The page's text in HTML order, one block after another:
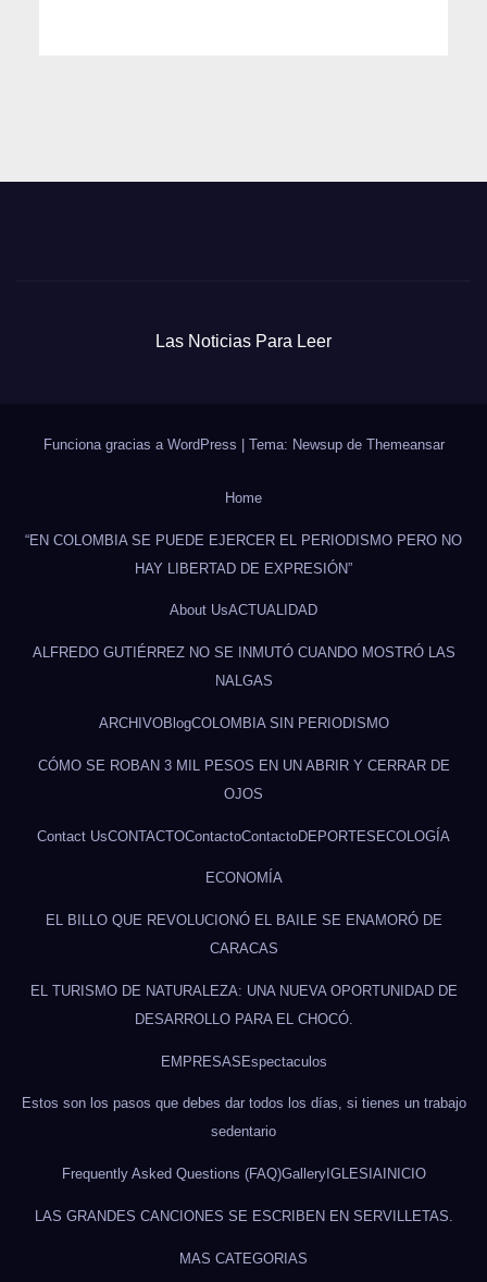
Las Noticias Para Leer
Funciona gracias a WordPress Tema: Newsup de Themeansar
Home
“EN COLOMBIA SE PUEDE EJERCER EL PERIODISMO PERO NO
HAY LIBERTAD DE EXPRESIÓN”
About UsACTUALIDAD
ALFREDO GUTIÉRREZ NO SE INMUTÓ CUANDO MOSTRÓ LAS
NALGAS
ARCHIVOBlogCOLOMBIA SIN PERIODISMO
CÓMO SE ROBAN 3 MIL PESOS EN UN ABRIR Y CERRAR DE
OJOS
Contact UsCONTACTOContactoContactoDEPORTESECOLOGÍA
ECONOMÍA
EL BILLO QUE REVOLUCIONÓ EL BAILE SE ENAMORÓ DE
CARACAS
EL TURISMO DE NATURALEZA: UNA NUEVA OPORTUNIDAD DE
DESARROLLO PARA EL CHOCÓ.
EMPRESASEspectaculos
Estos son los pasos que debes dar todos los días, si tienes un trabajo
sedentario
Frequently Asked Questions (FAQ)GalleryIGLESIAINICIO
LAS GRANDES CANCIONES SE ESCRIBEN EN SERVILLETAS.
MAS CATEGORIAS